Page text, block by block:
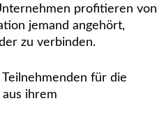
profitieren von
jemand angehört,
zu verbinden.
für die
ihrem